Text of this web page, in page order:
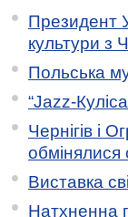
Президент
культури з
Польська
“Jazz-
Чернігів і
обмінялися
Виставка
Натхненна